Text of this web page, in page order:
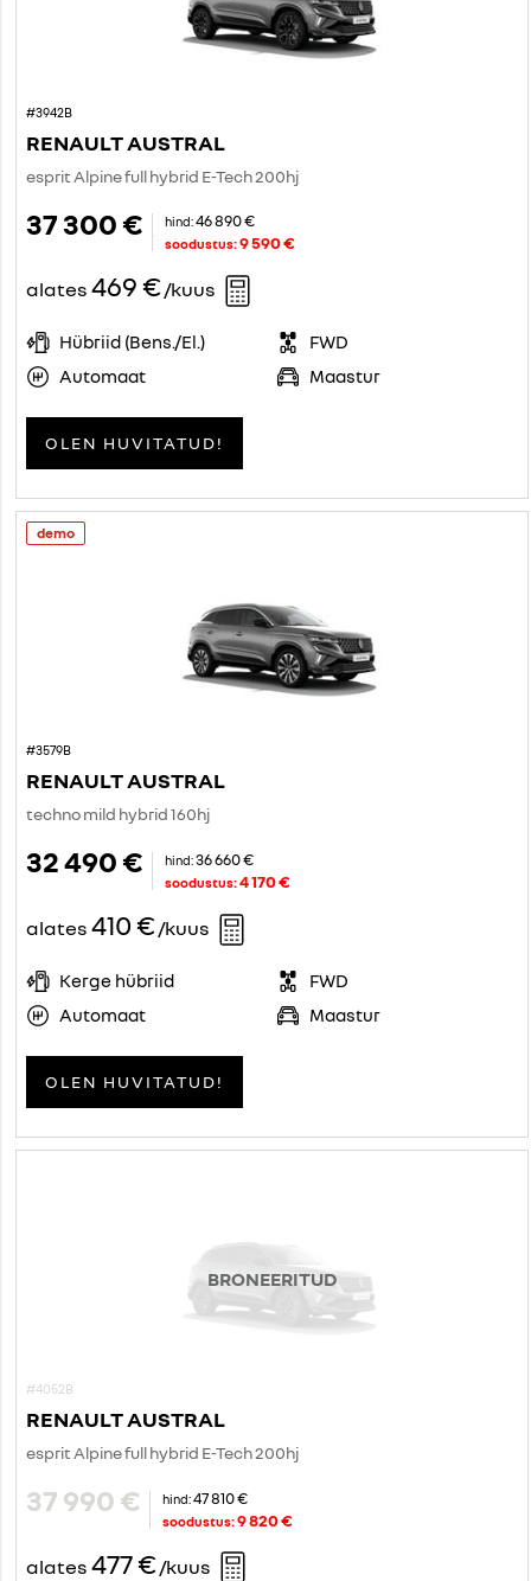
#3942B
RENAULT AUSTRAL
esprit Alpine full hybrid E-Tech 200hj
37 300 € hind: 46 890 €
soodustus:9 590 €
alates 469 €/kuus
Hübriid (Bens./El.)
FWD
Automaat
Maastur
OLEN HUVITATUD!
demo
#3579B
RENAULT AUSTRAL
techno mild hybrid 160hj
32 490 € hind: 36 660 €
soodustus:4 170 €
alates 410 €/kuus
Kerge hübriid
FWD
Automaat
Maastur
OLEN HUVITATUD!
#4052B
BRONEERITUD
RENAULT AUSTRAL
esprit Alpine full hybrid E-Tech 200hj
37 990 € hind: 47 810 €
soodustus:9 820 €
alates 477 €/kuus